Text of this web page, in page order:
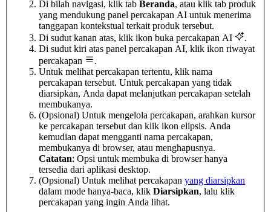
Di bilah navigasi, klik tab Beranda, atau klik tab produk
yang mendukung panel percakapan AI untuk menerima
tanggapan kontekstual terkait produk tersebut.
Di sudut kanan atas, klik ikon buka percakapan AI
.
Di sudut kiri atas panel percakapan AI, klik ikon riwayat
percakapan
.
Untuk melihat percakapan tertentu, klik nama
percakapan tersebut. Untuk percakapan yang tidak
diarsipkan, Anda dapat melanjutkan percakapan setelah
membukanya.
(Opsional) Untuk mengelola percakapan, arahkan kursor
ke percakapan tersebut dan klik ikon elipsis. Anda
kemudian dapat mengganti nama percakapan,
membukanya di browser, atau menghapusnya.
Catatan: Opsi untuk membuka di browser hanya
tersedia dari aplikasi desktop.
(Opsional) Untuk melihat percakapan yang diarsipkan
dalam mode hanya-baca, klik Diarsipkan, lalu klik
percakapan yang ingin Anda lihat.